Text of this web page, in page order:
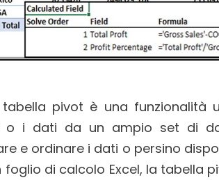
pivot è una funzionalità
o i dati da un ampio set di
e ordinare i dati o persino
di calcolo Excel, la tabella